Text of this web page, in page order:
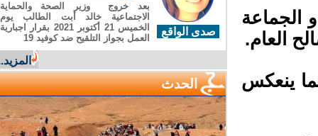
الجماعة
العام.
ينعكس
صدى الواقع
بعد خروج وزير الصحة والحماية
الاجتماعية خالد أبت الطالب يوم
الخميس 21 أكتوبر 2021 بقرار اجبارية
العمل بجواز التلقيح ضد كوفيد 19
المزيد...
الحدث